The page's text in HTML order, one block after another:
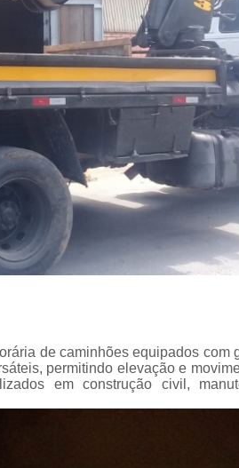
de caminhões equipados com
permitindo elevação e
em construção civil,